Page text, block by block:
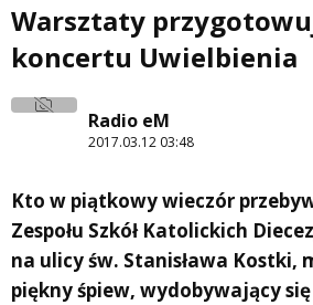
Warsztaty
koncertu Uwielbienia
Radio eM
2017.03.12 03:48
Kto w piątkowy wieczór
Zespołu Szkół Katolickich
na ulicy św. Stanisława Kostki,
piękny śpiew, wydobywający